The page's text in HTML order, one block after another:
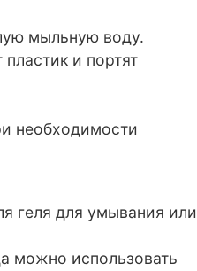
мыльную воду.
и портят
необходимости
геля для умывания или
можно использовать